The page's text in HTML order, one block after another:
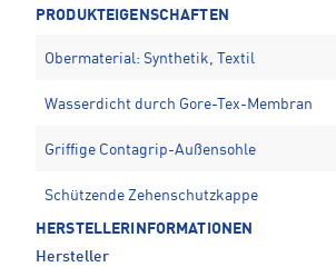
PRODUKTEIGENSCHAFTEN
Obermaterial: Synthetik, Textil
Wasserdicht durch Gore-Tex-Membran
Griffige Contagrip-Außensohle
Schützende Zehenschutzkappe
HERSTELLERINFORMATIONEN
Hersteller